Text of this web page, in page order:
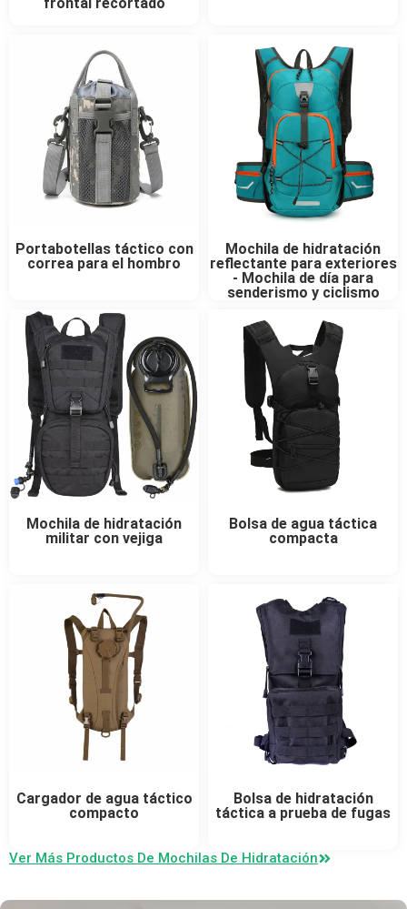
Portabotellas táctico con
correa para el hombro
Mochila de hidratación
reflectante para exteriores
- Mochila de día para
senderismo y ciclismo
Mochila de hidratación
militar con vejiga
Bolsa de agua táctica
compacta
Cargador de agua táctico
compacto
Bolsa de hidratación
táctica a prueba de fugas
Ver Más Productos De Mochilas De Hidratación